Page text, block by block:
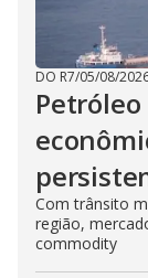
DO R7/05/08/
Com trânsito
região,
commodity